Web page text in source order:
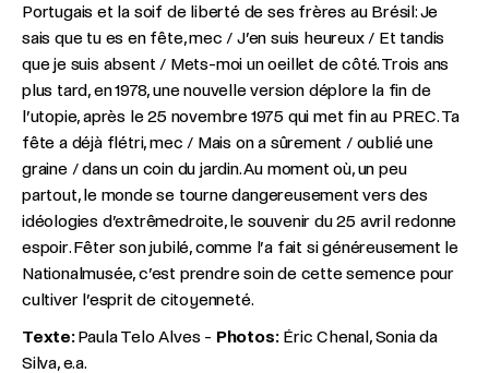
Portugais et la soif de liberté de ses frères au Brésil: Je
sais que tu es en fête, mec / J’en suis heureux / Et tandis
que je suis absent / Mets-moi un oeillet de côté. Trois ans
plus tard, en 1978, une nouvelle version déplore la fin de
l’utopie, après le 25 novembre 1975 qui met fin au PREC. Ta
fête a déjà flétri, mec / Mais on a sûrement / oublié une
graine / dans un coin du jardin. Au moment où, un peu
partout, le monde se tourne dangereusement vers des
idéologies d’extrêmedroite, le souvenir du 25 avril redonne
espoir. Fêter son jubilé, comme l’a fait si généreusement le
Nationalmusée, c’est prendre soin de cette semence pour
cultiver l’esprit de citoyenneté.
Texte:Paula Telo Alves - Photos:Éric Chenal, Sonia da
Silva, e.a.